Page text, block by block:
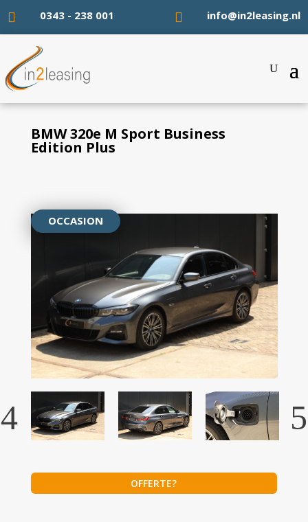
 0343 - 238 001  info@in2leasing.nl
BMW 320e M Sport Business
Edition Plus
OCCASION
OFFERTE?